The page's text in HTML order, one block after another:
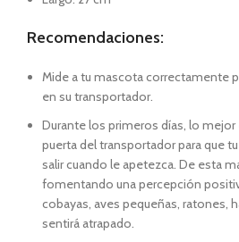
Recomendaciones:
Mide a tu mascota correctamente
en su transportador.
Durante los primeros días, lo mejor
puerta del transportador para que
salir cuando le apetezca. De esta
fomentando una percepción
cobayas, aves pequeñas, ratones,
sentirá atrapado.